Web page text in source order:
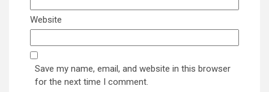
Website
Save my name, email, and website in this browser
for the next time I comment.